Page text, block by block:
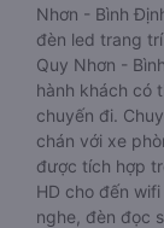
Nhơn - Bình
đèn led trang
Quy Nhơn -
hành khách có
chuyến đi.
chán với xe
được tích hợp
HD cho đến
nghe, đèn đọc